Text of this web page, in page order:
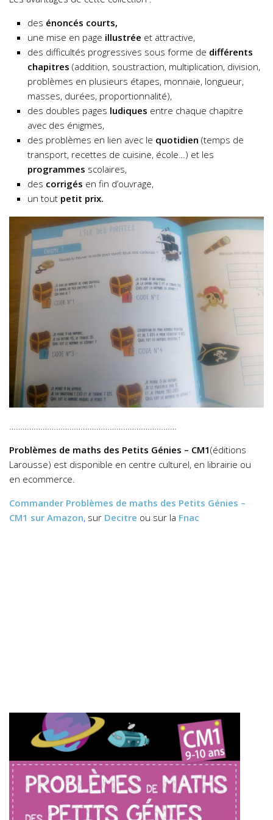
des énoncés courts,
une mise en page illustrée et attractive,
des difficultés progressives sous forme de différents
chapitres (addition, soustraction, multiplication, division,
problèmes en plusieurs étapes, monnaie, longueur,
masses, durées, proportionnalité),
des doubles pages ludiques entre chaque chapitre
avec des énigmes,
des problèmes en lien avec le quotidien (temps de
transport, recettes de cuisine, école…) et les
programmes scolaires,
des corrigés en fin d’ouvrage,
un tout petit prix.
…………………………………………………………………
Problèmes de maths des Petits Génies – CM1(éditions
Larousse) est disponible en centre culturel, en librairie ou
en ecommerce.
Commander Problèmes de maths des Petits Génies –
CM1 sur Amazon, sur Decitre ou sur la Fnac